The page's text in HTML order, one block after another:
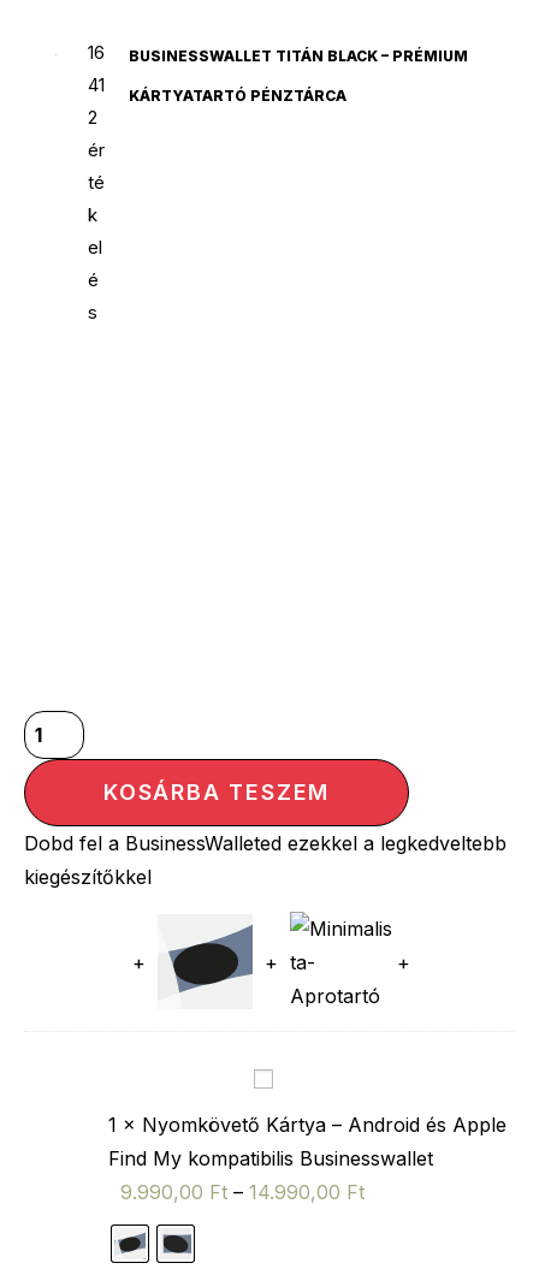
16
41
2
ér
té
k
el
é
s
BUSINESSWALLET TITÁN BLACK – PRÉMIUM
KÁRTYATARTÓ PÉNZTÁRCA
KOSÁRBA TESZEM
Dobd fel a BusinessWalleted ezekkel a legkedveltebb
kiegészítőkkel
+ + +
N
y
o
m
1 × Nyomkövető Kártya – Android és Apple
Find My kompatibilis Businesswallet
9.990,00 Ft – 14.990,00 Ft